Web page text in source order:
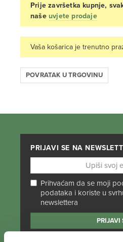
Prije završetka kupnje,
naše uvjete prodaje
Vaša košarica je trenutno
POVRATAK U TRGOVINU
PRIJAVI SE NA
Prihvaćam da se moji
podataka i koriste u
newslettera